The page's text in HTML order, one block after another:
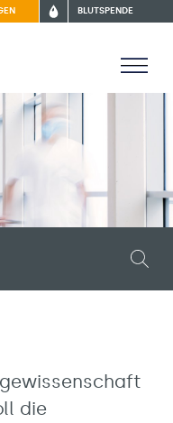
BLUTSPENDE
die